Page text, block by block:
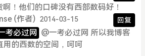
！他们的口碑没有西部数码好！
(作者) 2014-03-15 回复
考必过网
@一考必过网 所以我博客
用的西数的空间，呵呵